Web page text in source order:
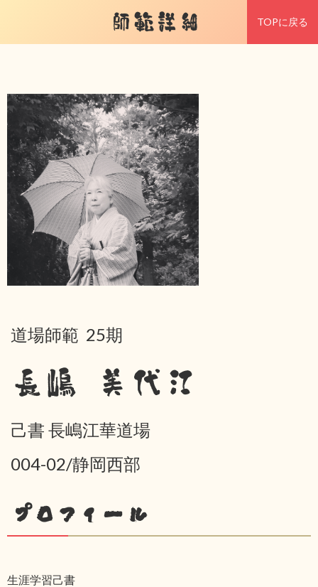
師範詳細 TOPに戻る
道場師範 25期
長嶋 美代江
己書 長嶋江華道場
004-02/静岡西部
プロフィール
生涯学習己書